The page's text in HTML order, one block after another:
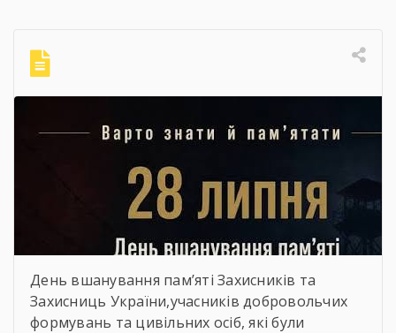
День вшанування пам’яті Захисників та
Захисниць України,учасників добровольчих
формувань та цивільних осіб, які були